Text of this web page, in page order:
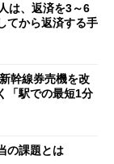
は、返済を3～6
てから返済する手
幹線券売機を改
「駅での最短1分
の課題とは